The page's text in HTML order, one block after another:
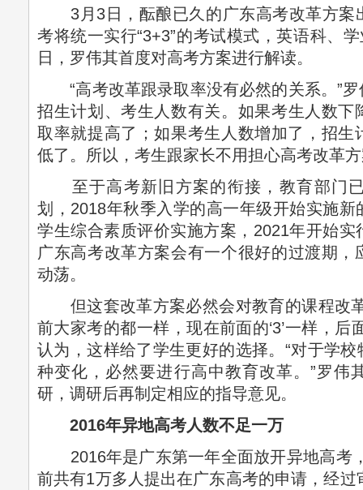
3月3日，酝酿已久的广东高考改革方案
考将统一实行“3+3”的考试模式，英语科、
日，罗伟其首度对高考方案进行解读。
“高考改革跟录取率没有必然的关系。”罗
招生计划、考生人数有关。如果考生人数下
取率就提高了；如果考生人数增加了，招生
低了。所以，考生跟家长不用担心高考改革
至于高考新旧方案的衔接，教育部门已
划，2018年秋季入学的高一年级开始实施
学生综合素质评价实施方案，2021年开始
广东高考改革方案会有一个很好的过渡期，
动荡。
但这套改革方案必然会对教育的课程改
前大家考的都一样，现在前面的‘3’一样，后
认为，这样给了学生更好的选择。“对于学
种变化，必然要进行高中教育改革。”罗伟
研，调研后再制定相应的指导意见。
2016年异地高考人数不足一万
2016年是广东第一年全面放开异地高考
前共有1万多人提出在广东高考的申请，经